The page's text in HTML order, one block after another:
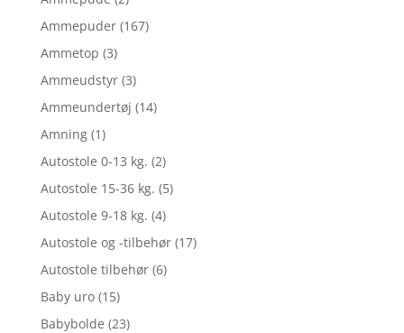
Ammepuder (167)
Ammetop (3)
Ammeudstyr (3)
Ammeundertøj (14)
Amning (1)
Autostole 0-13 kg. (2)
Autostole 15-36 kg. (5)
Autostole 9-18 kg. (4)
Autostole og -tilbehør (17)
Autostole tilbehør (6)
Baby uro (15)
Babybolde (23)